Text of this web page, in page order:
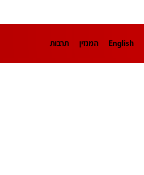
English המגזין תרבות